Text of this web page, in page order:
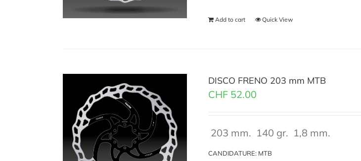
Add to cart Quick View
DISCO FRENO 203 mm MTB
CHF 52.00
203 mm. 140 gr. 1,8 mm.
CANDIDATURE: MTB